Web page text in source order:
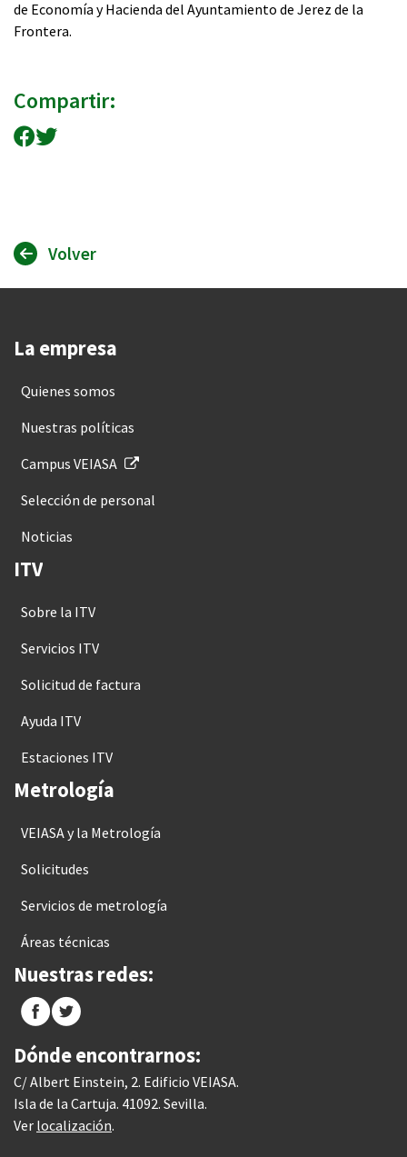
de Economía y Hacienda del Ayuntamiento de Jerez de la
Frontera.
Compartir:
Compartir en Facebook
Compartir en Twitter
Volver
La empresa
Quienes somos
Nuestras políticas
Campus VEIASA
Selección de personal
Noticias
ITV
Sobre la ITV
Servicios ITV
Solicitud de factura
Ayuda ITV
Estaciones ITV
Metrología
VEIASA y la Metrología
Solicitudes
Servicios de metrología
Áreas técnicas
Nuestras redes:
Dónde encontrarnos:
C/ Albert Einstein, 2. Edificio VEIASA.
Isla de la Cartuja. 41092. Sevilla.
Ver localización.